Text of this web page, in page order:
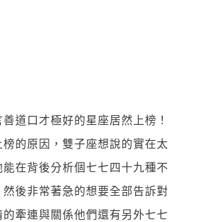
道口才極好的星座居然上榜！
的原因，雙子座想說的實在太
在背後分析個七七四十九種不
然後非常著急的想要全部告訴對
牽連與關係他們還有另外七七